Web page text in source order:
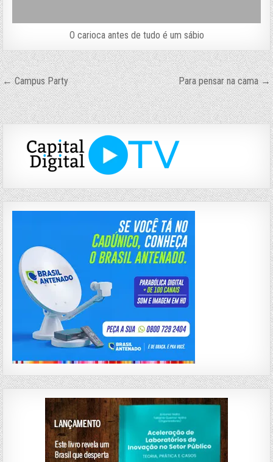
O carioca antes de tudo é um sábio
Navegação
de
Post
← Campus Party Para pensar na cama →